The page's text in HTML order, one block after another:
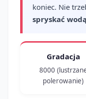
koniec. Nie
spryskać wodą
Gradacja
8000
polerowanie)